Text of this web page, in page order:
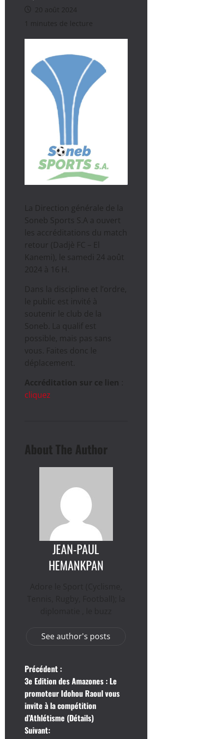
20 août 2024
1 minutes de lecture
La Direction générale de la
Soneb Sports S.A a ouvert
les accréditations du match
retour (Dadjè FC – El
Kanemi), le samedi 24 août
2024 à 16 H.
Dans la discipline et l’ordre,
le public est invité à
soutenir le club de la
Soneb. La qualif est
possible, mais pas sans
vous. Faites donc le
déplacement.
Accréditation sur ce lien
cliquez
About The Author
JEAN-PAUL
HEMANKPAN
See author's posts
N
a
v
i
Précédent :
3e Edition des Amazones : Le
promoteur Idohou Raoul vous
invite à la compétition
d’Athlétisme (Détails)
Suivant: